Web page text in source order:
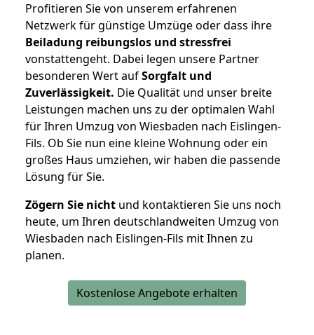
Profitieren Sie von unserem erfahrenen
Netzwerk für günstige Umzüge oder dass ihre
Beiladung reibungslos und stressfrei
vonstattengeht. Dabei legen unsere Partner
besonderen Wert aufSorgfalt und
Zuverlässigkeit. Die Qualität und unser breite
Leistungen machen uns zu der optimalen Wahl
für Ihren Umzug von Wiesbaden nach Eislingen-
Fils. Ob Sie nun eine kleine Wohnung oder ein
großes Haus umziehen, wir haben die passende
Lösung für Sie.
Zögern Sie nicht und kontaktieren Sie uns noch
heute, um Ihren deutschlandweiten Umzug von
Wiesbaden nach Eislingen-Fils mit Ihnen zu
planen.
Kostenlose Angebote erhalten